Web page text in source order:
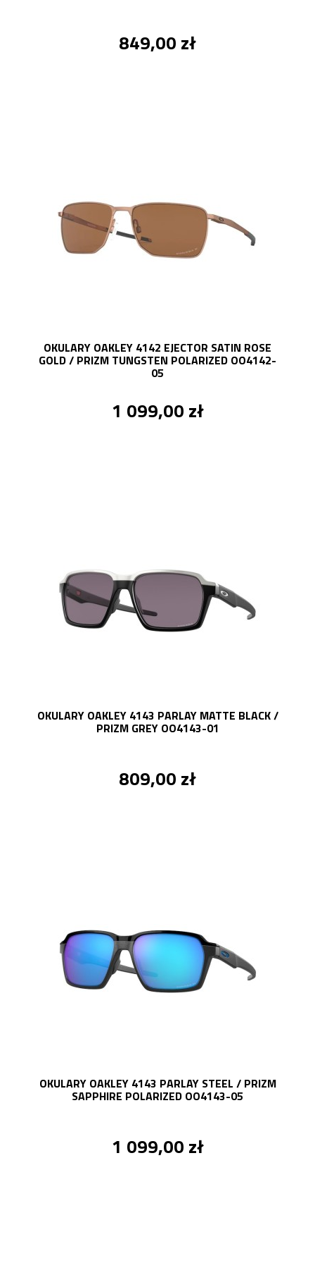
849,00 zł
OKULARY OAKLEY 4142 EJECTOR SATIN ROSE
GOLD / PRIZM TUNGSTEN POLARIZED OO4142-
05
1 099,00 zł
OKULARY OAKLEY 4143 PARLAY MATTE BLACK /
PRIZM GREY OO4143-01
809,00 zł
OKULARY OAKLEY 4143 PARLAY STEEL / PRIZM
SAPPHIRE POLARIZED OO4143-05
1 099,00 zł